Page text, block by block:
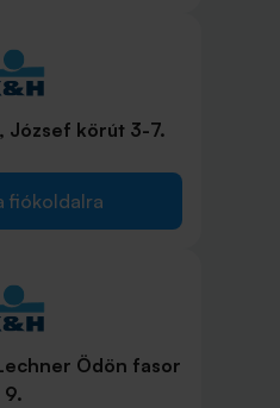
József körút 3-7.
fiókoldalra
Ödön fasor
9.